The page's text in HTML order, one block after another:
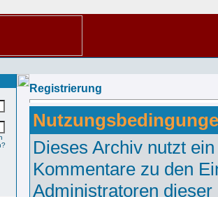
Registrierung
Dieses Archiv nutzt
Kommentare zu den
Administratoren